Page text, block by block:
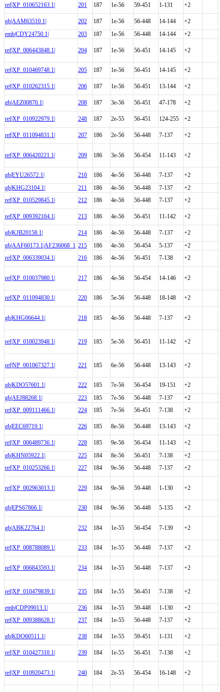
ref|XP_010652163.1| 201 187 1e-56 59-451 1-131 +2
gb|AAM63510.1| 202 187 1e-56 56-448 14-144
+2
emb|CDY24750.1|
203 187 1e-56 56-448 14-144 +2
ref|XP_006443848.1| 204 187 1e-56 56-451 14-145 +2
ref|XP_010469748.1| 205 187 1e-56 56-451 14-145 +2
ref|XP_010262315.1| 206 187 1e-56 56-451 13-144 +2
gb|AEZ00870.1| 208 187 3e-56 56-451 47-178 +2
ref|XP_010922979.1| 248 187 2e-55 56-451 124-255 +2
ref|XP_011094831.1| 207 186 2e-56 56-448 7-137 +2
ref|XP_006420221.1| 209 186 3e-56 56-454 11-143 +2
gb|EYU26572.1| 210 186 4e-56 56-448 7-137
+2
gb|KHG23104.1|
211 186 4e-56 56-448 7-137
+2
ref|XP_010529845.1|
212 186 4e-56 56-448 7-137 +2
ref|XP_009392104.1| 213 186 4e-56 56-451 11-142 +2
gb|KJB20158.1| 214 186 4e-56 56-448 7-137
+2
gb|AAF60173.1|AF236068_1 215 186 4e-56 56-454 5-137
+2
ref|XP_006339034.1|
216 186 4e-56 56-451 7-138 +2
ref|XP_010037980.1| 217 186 4e-56 56-454 14-146 +2
ref|XP_011094830.1| 220 186 5e-56 56-448 18-148 +2
gb|KHG06644.1| 218 185 4e-56 56-448 7-137 +2
ref|XP_010023948.1| 219 185 5e-56 56-451 11-142 +2
ref|NP_001067327.1| 221 185 6e-56 56-448 13-143 +2
gb|KDO57601.1| 222 185 7e-56 56-454 19-151
+2
gb|AEJ88268.1|
223 185 7e-56 56-448 7-137
+2
ref|XP_009111466.1|
224 185 7e-56 56-451 7-138 +2
gb|EEC69719.1| 226 185 8e-56 56-448 13-143 +2
ref|XP_006489736.1| 228 185 9e-56 56-454 11-143
+2
gb|KHN05922.1|
225 184 8e-56 56-451 7-138
+2
ref|XP_010253266.1|
227 184 9e-56 56-448 7-137 +2
ref|XP_002963013.1| 229 184 9e-56 59-448 1-130 +2
gb|EPS67866.1| 230 184 9e-56 56-448 5-135 +2
gb|ABK22764.1| 232 184 1e-55 56-454 7-139 +2
ref|XP_008788089.1| 233 184 1e-55 56-448 7-137 +2
ref|XP_006843593.1| 234 184 1e-55 56-448 7-137 +2
ref|XP_010479839.1| 235 184 1e-55 56-451 7-138 +2
emb|CDP09013.1| 236 184 1e-55 59-448 1-130
+2
ref|XP_009388628.1|
237 184 1e-55 56-448 7-137 +2
gb|KDO60511.1| 238 184 1e-55 59-451 1-131 +2
ref|XP_010427310.1| 239 184 1e-55 56-451 7-138 +2
ref|XP_010920473.1| 240 184 2e-55 56-454 16-148 +2